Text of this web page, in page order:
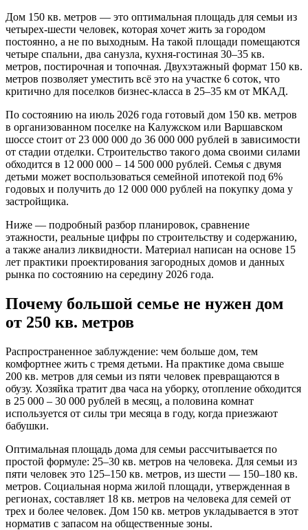
Дом 150 кв. метров — это оптимальная площадь для семьи из
четырех-шести человек, которая хочет жить за городом
постоянно, а не по выходным. На такой площади помещаются
четыре спальни, два санузла, кухня-гостиная 30–35 кв.
метров, постирочная и топочная. Двухэтажный формат 150 кв.
метров позволяет уместить всё это на участке 6 соток, что
критично для поселков бизнес-класса в 25–35 км от МКАД.
По состоянию на июль 2026 года готовый дом 150 кв. метров
в организованном поселке на Калужском или Варшавском
шоссе стоит от 23 000 000 до 36 000 000 рублей в зависимости
от стадии отделки. Строительство такого дома своими силами
обходится в 12 000 000 – 14 500 000 рублей. Семья с двумя
детьми может воспользоваться семейной ипотекой под 6%
годовых и получить до 12 000 000 рублей на покупку дома у
застройщика.
Ниже — подробный разбор планировок, сравнение
этажности, реальные цифры по строительству и содержанию,
а также анализ ликвидности. Материал написан на основе 15
лет практики проектирования загородных домов и данных
рынка по состоянию на середину 2026 года.
Почему большой семье не нужен дом
от 250 кв. метров
Распространенное заблуждение: чем больше дом, тем
комфортнее жить с тремя детьми. На практике дома свыше
200 кв. метров для семьи из пяти человек превращаются в
обузу. Хозяйка тратит два часа на уборку, отопление обходится
в 25 000 – 30 000 рублей в месяц, а половина комнат
используется от силы три месяца в году, когда приезжают
бабушки.
Оптимальная площадь дома для семьи рассчитывается по
простой формуле: 25–30 кв. метров на человека. Для семьи из
пяти человек это 125–150 кв. метров, из шести — 150–180 кв.
метров. Социальная норма жилой площади, утвержденная в
регионах, составляет 18 кв. метров на человека для семей от
трех и более человек. Дом 150 кв. метров укладывается в этот
норматив с запасом на общественные зоны.